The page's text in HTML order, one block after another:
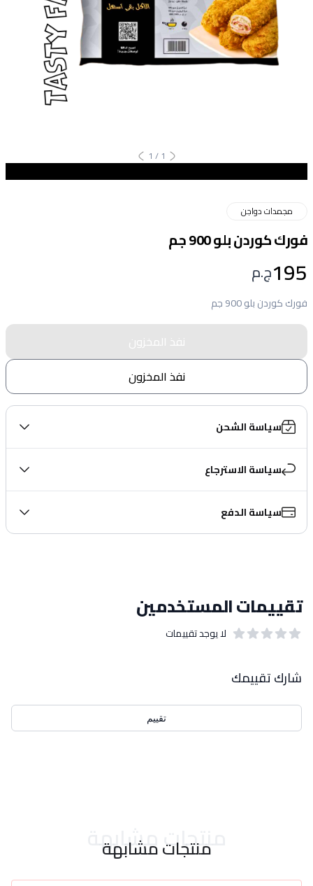
1
/
1
مجمدات دواجن
فورك كوردن بلو 900 جم
195ج.م
فورك كوردن بلو 900 جم
نفذ المخزون
نفذ المخزون
سياسة الشحن
سياسة الاسترجاع
سياسة الدفع
تقييمات المستخدمين
لا يوجد تقييمات
شارك تقييمك
تقييم
منتجات مشابهة
منتجات مشابهة